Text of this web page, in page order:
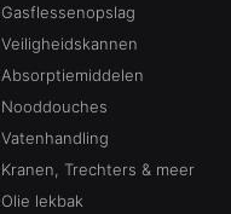
Gasflessenopslag
Veiligheidskannen
Absorptiemiddelen
Nooddouches
Vatenhandling
Kranen, Trechters & meer
Olie lekbak